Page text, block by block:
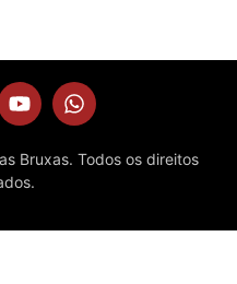
Bruxas. Todos os direitos